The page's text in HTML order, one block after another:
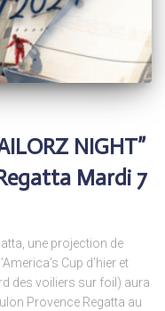
NIGHT”
Mardi 7
une projection de
Cup d’hier et
des voiliers sur foil) aura
Provence Regatta au